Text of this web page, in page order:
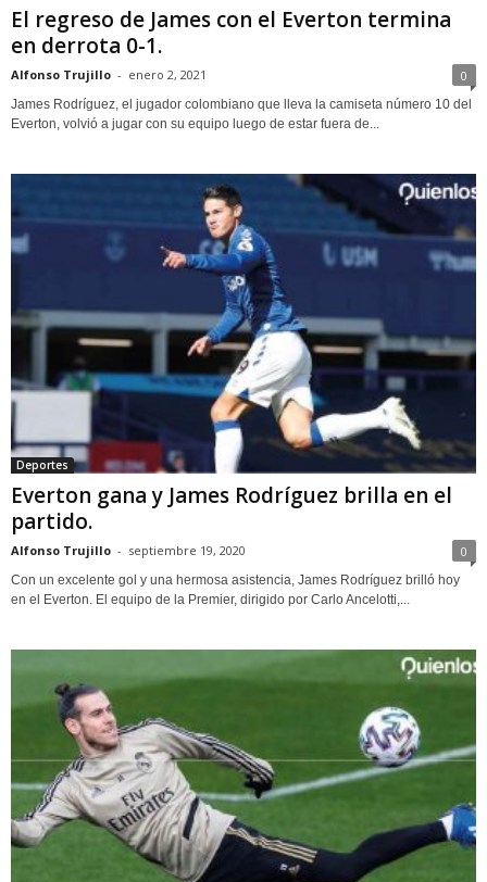
El regreso de James con el Everton termina
en derrota 0-1.
Alfonso Trujillo - enero 2, 2021 0
James Rodríguez, el jugador colombiano que lleva la camiseta número 10 del
Everton, volvió a jugar con su equipo luego de estar fuera de...
Deportes
Everton gana y James Rodríguez brilla en el
partido.
Alfonso Trujillo - septiembre 19, 2020 0
Con un excelente gol y una hermosa asistencia, James Rodríguez brilló hoy
en el Everton. El equipo de la Premier, dirigido por Carlo Ancelotti,...